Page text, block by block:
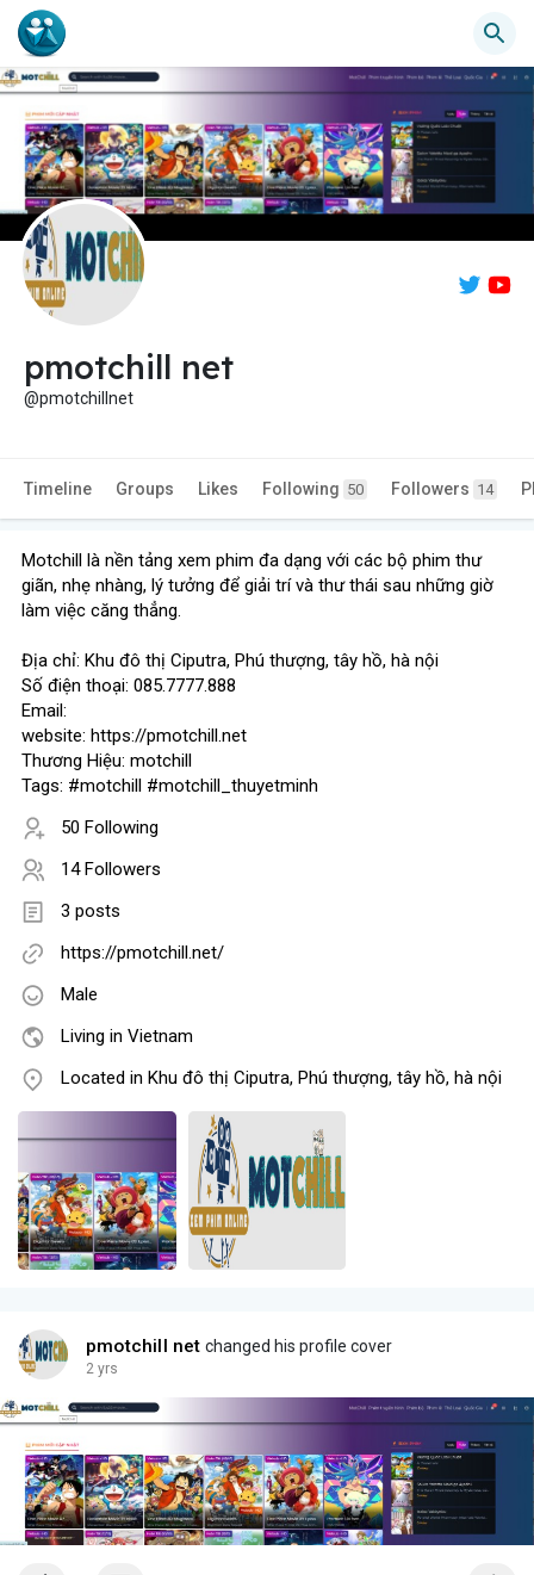
pmotchill net
@pmotchillnet
Timeline Groups Likes Following 50 Followers 14
Motchill là nền tảng xem phim đa dạng với các bộ phim thư
giãn, nhẹ nhàng, lý tưởng để giải trí và thư thái sau những giờ
làm việc căng thẳng.
Địa chỉ: Khu đô thị Ciputra, Phú thượng, tây hồ, hà nội
Số điện thoại: 085.7777.888
Email:
website: https://pmotchill.net
Thương Hiệu: motchill
Tags: #motchill #motchill_thuyetminh
50 Following
14 Followers
3 posts
https://pmotchill.net/
Male
Living in Vietnam
Located in Khu đô thị Ciputra, Phú thượng, tây hồ, hà nội
pmotchill net changed his profile cover
2 yrs